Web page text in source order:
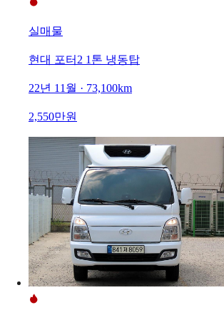
실매물
현대 포터2 1톤 냉동탑
22년 11월 · 73,100km
2,550만원